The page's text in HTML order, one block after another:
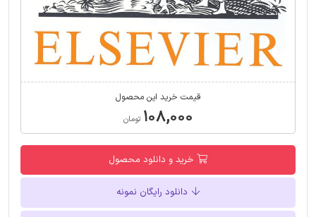
قیمت خرید این محصول
۱۰۸,۰۰۰ تومان
خرید و دانلود محصول
دانلود رایگان نمونه